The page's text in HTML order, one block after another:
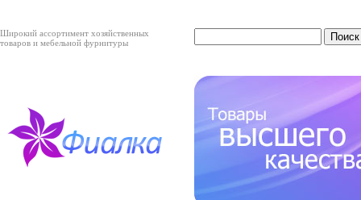
Широкий ассортимент хозяйственных
товаров и мебельной фурнитуры